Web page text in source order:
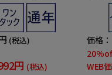
(税込)
円 (税込)
価格：
WEB